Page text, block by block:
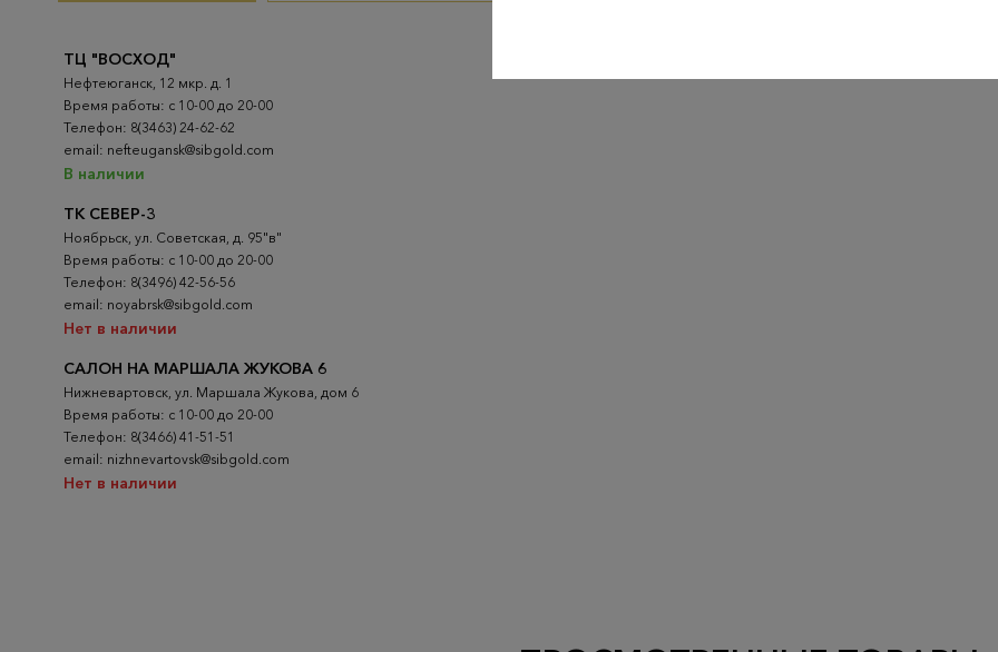
ТК СЕВЕР-3
Ноябрьск, ул. Советская, д. 95"в"
Время работы: с 10-00 до 20-00
Телефон: 8(3496) 42-56-56
email: noyabrsk@sibgold.com
Нет в наличии
ТЦ "ВОСХОД"
Нефтеюганск, 12 мкр. д. 1
Время работы: с 10-00 до 20-00
Телефон: 8(3463) 24-62-62
email: nefteugansk@sibgold.com
В наличии
САЛОН НА МАРШАЛА ЖУКОВА 6
Нижневартовск, ул. Маршала Жукова, дом 6
Время работы: с 10-00 до 20-00
Телефон: 8(3466) 41-51-51
email: nizhnevartovsk@sibgold.com
Нет в наличии